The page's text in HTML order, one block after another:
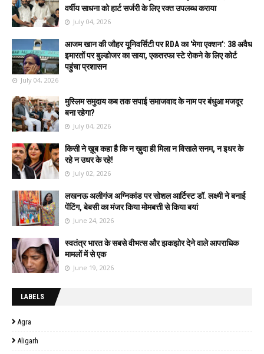
वर्षीय साधना को हार्ट सर्जरी के लिए रक्त उपलब्ध कराया
July 04, 2026
आजम खान की जौहर यूनिवर्सिटी पर RDA का 'मेगा एक्शन': 38 अवैध
इमारतों पर बुल्डोजर का साया, एकतरफा स्टे रोकने के लिए कोर्ट
पहुंचा प्रशासन
July 04, 2026
मुस्लिम समुदाय कब तक सपाई समाजवाद के नाम पर बंधुआ मजदूर
बना रहेगा?
July 04, 2026
किसी ने ख़ूब कहा है कि न ख़ुदा ही मिला न विसाले सनम, न इधर के
रहे न उधर के रहे!
July 02, 2026
लखनऊ अलीगंज अग्निकांड पर सोशल आर्टिस्ट डॉ. लक्ष्मी ने बनाई
पेंटिंग, बेबसी का मंजर किया मोमबत्ती से किया बयां
June 24, 2026
स्वतंत्र भारत के सबसे वीभत्स और झकझोर देने वाले आपराधिक
मामलों में से एक
June 19, 2026
LABELS
Agra
Aligarh